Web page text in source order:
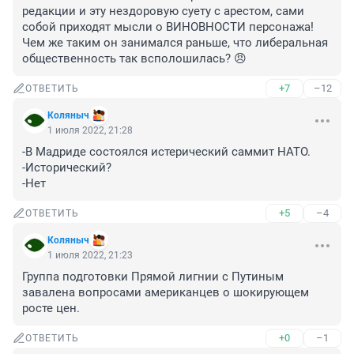
редакции и эту нездоровую суету с арестом, сами
собой приходят мысли о ВИНОВНОСТИ персонажа!
Чем же таким он занимался раньше, что либеральная
общественность так всполошилась? 😠
ОТВЕТИТЬ +7 –12
Коляныч
1 июля 2022, 21:28
-В Мадриде состоялся истерический саммит НАТО.
-Исторический?
-Нет
ОТВЕТИТЬ +5 –4
Коляныч
1 июля 2022, 21:23
Группа подготовки Прямой лигнии с Путиным
завалена вопросами американцев о шокирующем
росте цен.
ОТВЕТИТЬ +0 –1